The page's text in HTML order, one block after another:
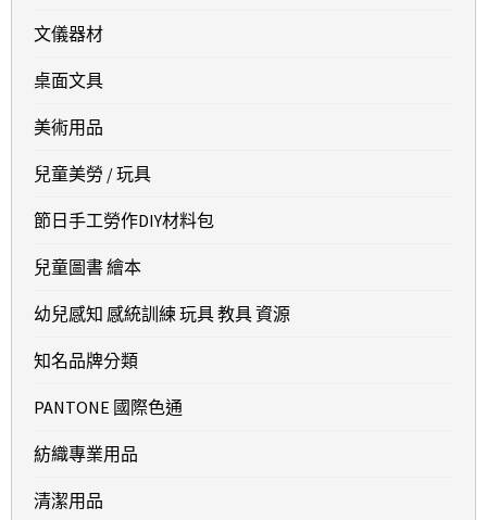
文儀器材
桌面文具
美術用品
兒童美勞 / 玩具
節日手工勞作DIY材料包
兒童圖書 繪本
幼兒感知 感統訓練 玩具 教具 資源
知名品牌分類
PANTONE 國際色通
紡織專業用品
清潔用品